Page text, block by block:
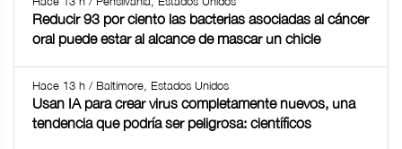
Reducir 93 por ciento las bacterias asociadas al cáncer
oral puede estar al alcance de mascar un chicle
Hace 13 h / Baltimore, Estados Unidos
Usan IA para crear virus completamente nuevos, una
tendencia que podría ser peligrosa: científicos